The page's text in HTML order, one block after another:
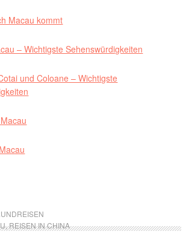
Macau kommt
– Wichtigste Sehenswürdigkeiten
und Coloane – Wichtigste
,REISEN IN CHINA